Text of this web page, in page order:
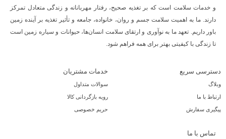
و خدمات سلامت است که بر تغذیه صحیح، رفتار مهربانانه و زندگی متعادل تمرکز
دارند. ما به اهمیت سلامت جسم و روان، خانواده، جامعه و تأثیر تغذیه بر آینده زمین
باور داریم. تعهد ما به نوآوری و ارتقای سلامت انسان‌ها، حیوانات و سیاره زمین است
تا زندگی با کیفیتی بهتر برای همه فراهم شود.
دسترسی سریع
وبلاگ
ارتباط با ما
پیگیری سفارش
خدمات مشتریان
سوالات متداول
رویه بازگردانی کالا
حریم خصوصی
تماس با ما